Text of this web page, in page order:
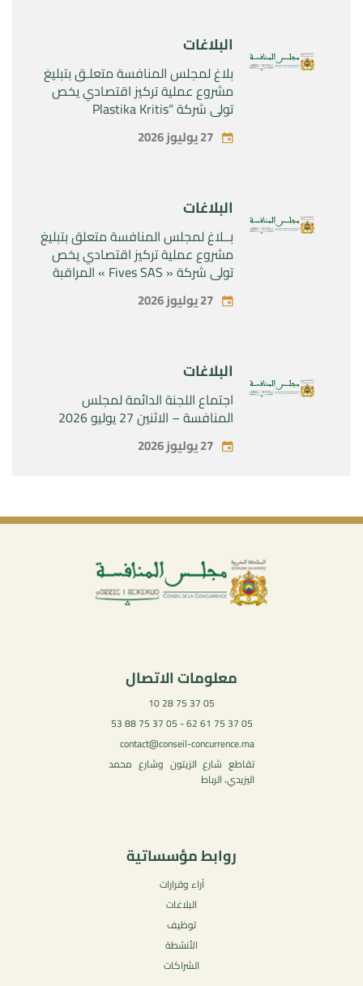
البلاغات
بلاغ لمجلس المنافسة متعلـق بتبليغ
مشروع عملية تركيز اقتصادي يخص
تولي شركة “Plastika Kritis
SA”المراقبة الحصرية لشركة
“Naturplas Industrial SARL” 27 يوليوز 2026
البلاغات
بــلاغ لمجلس المنافسة متعلق بتبليغ
مشروع عملية تركيز اقتصادي يخص
تولي شركة « Fives SAS » المراقبة
SAS »27 يوليوز 2026
البلاغات
اجتماع اللجنة الدائمة لمجلس
المنافسة – الاثنين 27 يوليو 2026
27 يوليوز 2026
معلومات الاتصال
05 37 75 28 10
05 37 75 61 62 - 05 37 75 88 53
contact@conseil-concurrence.ma
تقاطع شارع الزيتون وشارع محمد
اليزيدي، الرباط
روابط مؤسساتية
آراء وقرارات
البلاغات
توظيف
الأنشطة
الشراكات